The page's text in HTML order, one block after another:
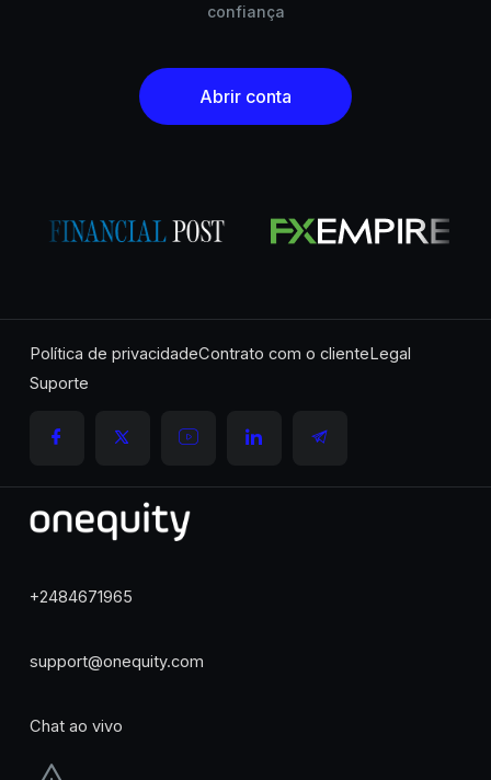
confiança
Abrir conta
Política de privacidadeContrato com o clienteLegal
Suporte
+2484671965
support@onequity.com
Chat ao vivo